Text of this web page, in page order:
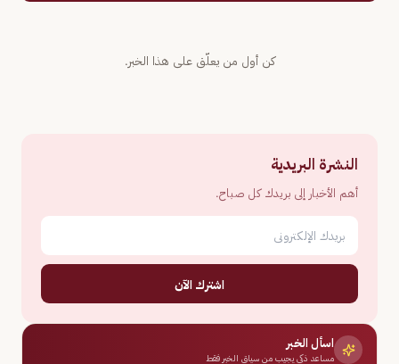
كن أول من يعلّق على هذا الخبر.
النشرة البريدية
أهم الأخبار إلى بريدك كل صباح.
اشترك الآن
اسأل الخبر
مساعد ذكي يجيب من سياق الخبر فقط